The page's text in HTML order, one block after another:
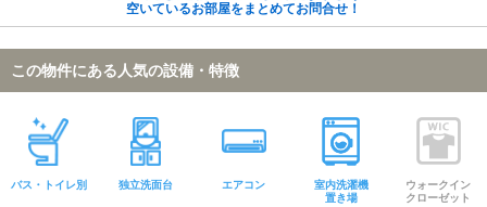
空いているお部屋をまとめてお問合せ！
この物件にある人気の設備・特徴
バス・トイレ別 独立洗面台 エアコン
室内洗濯機
置き場
ウォークイン
クローゼット